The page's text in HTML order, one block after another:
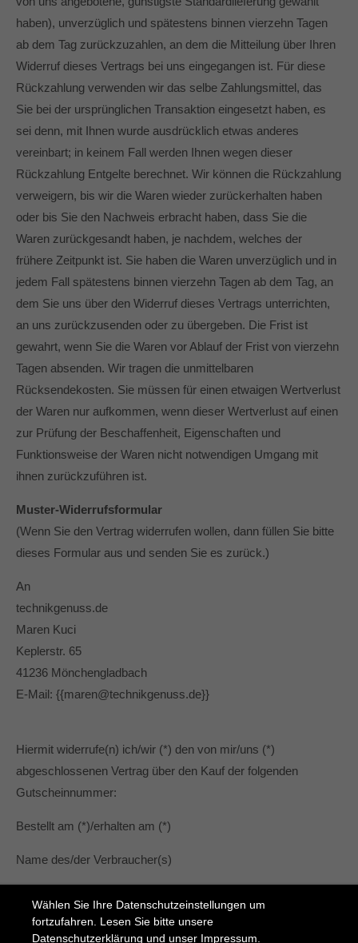
haben), unverzüglich und spätestens binnen vierzehn Tagen
ab dem Tag zurückzuzahlen, an dem die Mitteilung über Ihren
Widerruf dieses Vertrags bei uns eingegangen ist. Für diese
Rückzahlung verwenden wir das selbe Zahlungsmittel, das
Sie bei der ursprünglichen Transaktion eingesetzt haben, es
sei denn, mit Ihnen wurde ausdrücklich etwas anderes
vereinbart; in keinem Fall werden Ihnen wegen dieser
Rückzahlung Entgelte berechnet. Wir können die Rückzahlung
verweigern, bis wir die Waren wieder zurückerhalten haben
oder bis Sie den Nachweis erbracht haben, dass Sie die
Waren zurückgesandt haben, je nachdem, welches der
frühere Zeitpunkt ist. Sie haben die Waren unverzüglich und in
jedem Fall spätestens binnen vierzehn Tagen ab dem Tag, an
dem Sie uns über den Widerruf dieses Vertrags unterrichten,
an uns zurückzusenden oder zu übergeben. Die Frist ist
gewahrt, wenn Sie die Waren vor Ablauf der Frist von vierzehn
Tagen absenden. Wir tragen die unmittelbaren
Rücksendekosten. Sie müssen für einen etwaigen Wertverlust
der Waren nur aufkommen, wenn dieser Wertverlust auf einen
zur Prüfung der Beschaffenheit, Eigenschaften und
Funktionsweise der Waren nicht notwendigen Umgang mit
ihnen zurückzuführen ist.
Muster-Widerrufsformular
(Wenn Sie den Vertrag widerrufen wollen, dann füllen Sie bitte
dieses Formular aus und senden Sie es zurück.)
An
technikgenuss.de
Maren Kuci
Keplerstr. 65
41236 Mönchengladbach
E-Mail: {{maren@technikgenuss.de}}
Hiermit widerrufe(n) ich/wir (*) den von mir/uns (*)
abgeschlossenen Vertrag über den Kauf der folgenden
Gutscheinnummer:
Bestellt am (*)/erhalten am (*)
Name des/der Verbraucher(s)
Unterschrift des/der Verbraucher(s) (nur bei Mitteilung auf
Wählen Sie Ihre Datenschutzeinstellungen um
fortzufahren. Lesen Sie bitte unsere
Datenschutzerklärung und unser Impressum.